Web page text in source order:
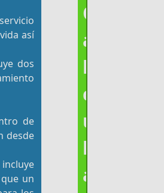
C
a
l
c
u
l
a
así
dos
de
desde
un